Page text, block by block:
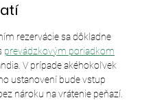
rezervácie sa dôkladne
prevádzkovým poriadkom
V prípade akéhokoľvek
ustanovení bude vstup
nároku na vrátenie peňazí.